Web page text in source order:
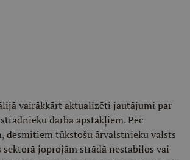
vairākkārt aktualizēti jautājumi par
darba apstākļiem. Pēc
desmitiem tūkstošu ārvalstnieku valsts
joprojām strādā nestabilos vai